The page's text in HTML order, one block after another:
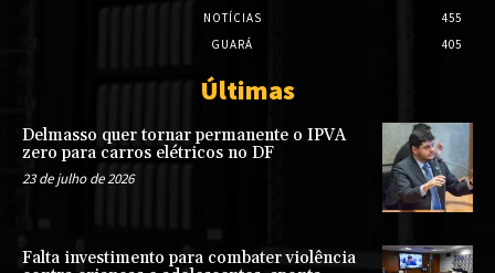
NOTÍCIAS
455
GUARÁ
405
Últimas
Delmasso quer tornar permanente o IPVA
zero para carros elétricos no DF
23 de julho de 2026
Falta investimento para combater violência